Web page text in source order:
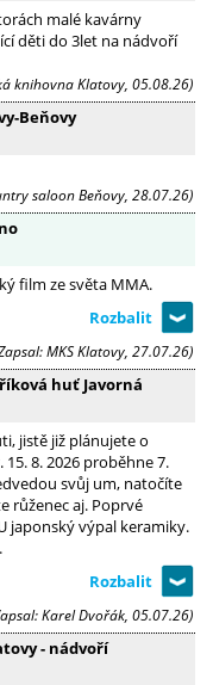
malé kavárny
děti do 3let na nádvoří
knihovna Klatovy, 05.08.26)
Beňovy
saloon Beňovy, 28.07.26)
film ze světa MMA.
MKS Klatovy, 27.07.26)
huť Javorná
jistě již plánujete o
8. 2026 proběhne 7.
svůj um, natočíte
růženec aj. Poprvé
japonský výpal keramiky.
Karel Dvořák, 05.07.26)
- nádvoří